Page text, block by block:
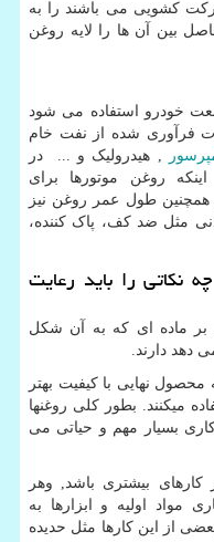
کشویی می باشند را به
بین آن ها را لایه روغن
خودرو استفاده می شود
فرآوری شده از نفت خام
, هیدرولیک و ... در
اینکه روغن موتورها برای
همچنین طول عمر روغن نیز
مثل ضد کف، پاک کننده،
نکاتی را باید رعایت
بر ماده ای که به آن شکل
دهد دارند.
نهایی با کیفیت بهتر
میکنند. بطور کلی روغنها
بسیار مهم و حیاتی می
بیشتری باشد, وهر
مواد اولیه و ابزارها به
از این کارها مثل حدیده